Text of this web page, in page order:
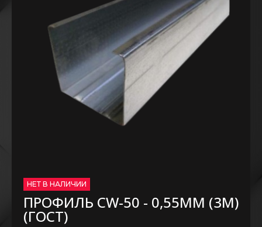
НЕТ В НАЛИЧИИ
ПРОФИЛЬ CW-50 - 0,55ММ (3М)
(ГОСТ)